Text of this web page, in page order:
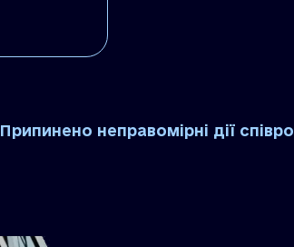
Припинено неправомірні дії співробітника управління фінрозслідувань